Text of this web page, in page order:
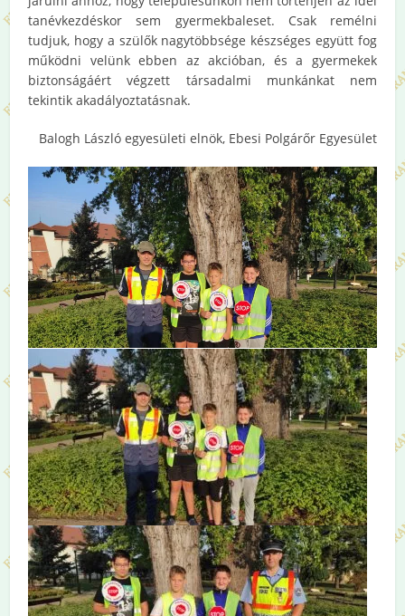
tanévkezdéskor sem gyermekbaleset. Csak remélni
tudjuk, hogy a szülők nagytöbbsége készséges együtt fog
működni velünk ebben az akcióban, és a gyermekek
biztonságáért végzett társadalmi munkánkat nem
tekintik akadályoztatásnak.
Balogh László egyesületi elnök, Ebesi Polgárőr Egyesület